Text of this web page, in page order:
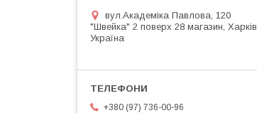
вул.Академіка Павлова, 120
"Швейка" 2 поверх 28 магазин, Харків,
Україна
+380 (97) 736-00-96